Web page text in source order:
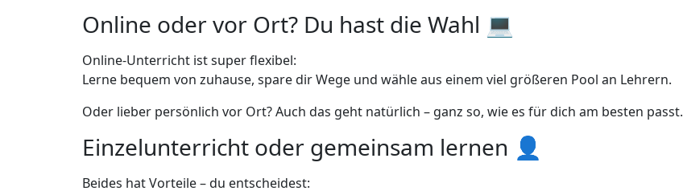
Online oder vor Ort? Du hast die Wahl 💻
Online-Unterricht ist super flexibel:
Lerne bequem von zuhause, spare dir Wege und wähle aus einem viel größeren Pool an Lehrern.
Oder lieber persönlich vor Ort? Auch das geht natürlich – ganz so, wie es für dich am besten passt.
Einzelunterricht oder gemeinsam lernen 👤
Beides hat Vorteile – du entscheidest: